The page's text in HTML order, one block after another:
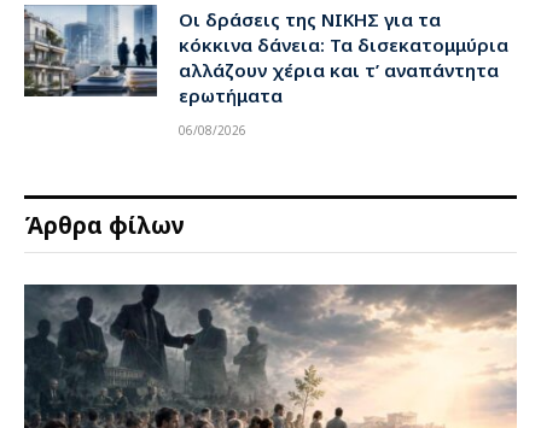
Οι δράσεις της ΝΙΚΗΣ για τα
κόκκινα δάνεια: Τα δισεκατομμύρια
αλλάζουν χέρια και τ’ αναπάντητα
ερωτήματα
06/08/2026
Άρθρα φίλων